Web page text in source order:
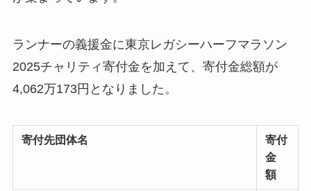
ランナーの義援金に東京レガシーハーフマラソン
2025チャリティ寄付金を加えて、寄付金総額が
4,062万173円となりました。
寄付先団体名
寄付
⾦
額